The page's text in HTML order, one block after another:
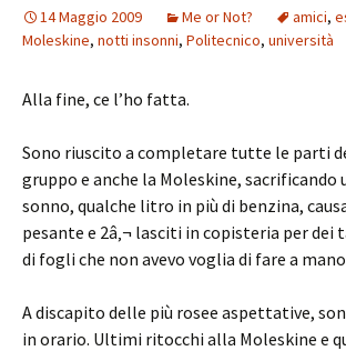
14 Maggio 2009 Me or Not? amici,
Moleskine, notti insonni, Politecnico, università
Alla fine, ce l’ho fatta.
Sono riuscito a completare tutte le parti
gruppo e anche la Moleskine, sacrificando
sonno, qualche litro in più di benzina,
pesante e 2â‚¬ lasciti in copisteria per dei
di fogli che non avevo voglia di fare a
A discapito delle più rosee aspettative,
in orario. Ultimi ritocchi alla Moleskine e